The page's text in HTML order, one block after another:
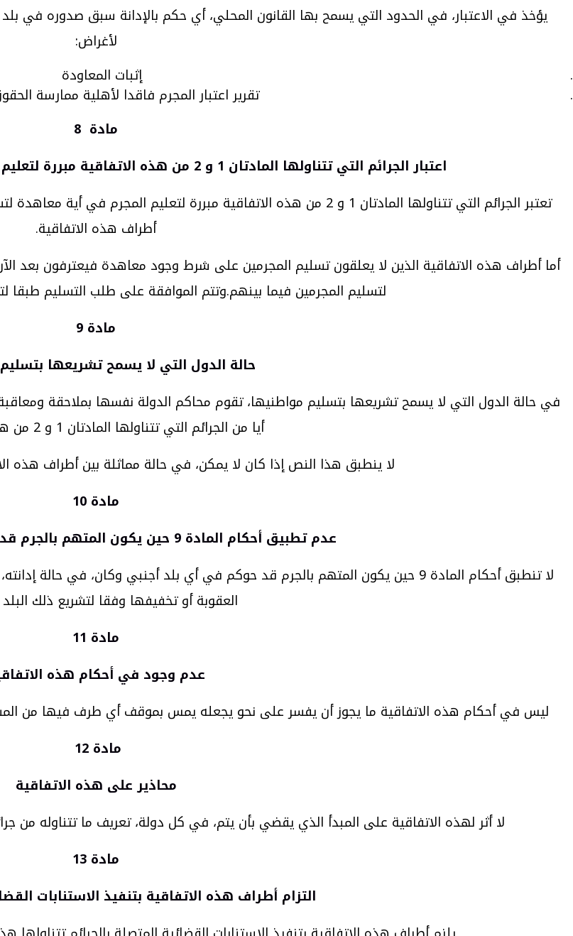
يؤخذ في الاعتبار، في الحدود التي يسمح بها القانون المحلي، أي حكم بالإدانة سبق صدوره في
لأغراض:
إثبات المعاودة
تقرير اعتبار المجرم فاقدا لأهلية ممارسة
مادة 8
اعتبار الجرائم التي تتناولها المادتان 1 و 2 من هذه الاتفاقية مبررة لتعليم المجرم في أية معاهدة لتسليم المجرمين
تعتبر الجرائم التي تتناولها المادتان 1 و 2 من هذه الاتفاقية مبررة
أطراف هذه الاتفاقية.
لتسليم المجرمين فيما بينهم.وتتم الموافقة على طلب التسليم طبقا
مادة 9
حالة الدول التي لا يسمح تشريعها
في حالة الدول التي لا يسمح تشريعها بتسليم مواطنيها، تقوم محاكم الدولة نفسها بملاحقة
أيا من الجرائم التي تتناولها المادتان 1 و 2 من هذه الاتفاقية.
لا ينطبق هذا النص إذا كان لا يمكن، في حالة مماثلة بين أطراف هذه
مادة 10
عدم تطبيق أحكام المادة 9 حين يكون المتهم بالجرم قد حوكم في أي بلد أجنبي
لا تنطبق أحكام المادة 9 حين يكون المتهم بالجرم قد حوكم في أي بلد أجنبي وكان،
العقوبة أو تخفيفها وفقا لتشريع ذلك البلد
مادة 11
عدم وجود في أحكام هذه
ليس في أحكام هذه الاتفاقية ما يجوز أن يفسر على نحو يجعله يمس بموقف أي طرف فيها من
مادة 12
محاذير على هذه الاتفاقية
لا أثر لهذه الاتفاقية على المبدأ الذي يقضي بأن يتم، في كل دولة، تعريف ما تتناوله من
مادة 13
التزام أطراف هذه الاتفاقية بتنفيذ الاستنابات